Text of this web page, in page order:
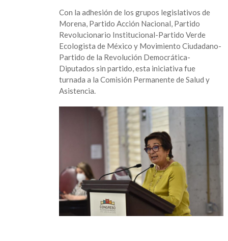
Con la adhesión de los grupos legislativos de
Morena, Partido Acción Nacional, Partido
Revolucionario Institucional-Partido Verde
Ecologista de México y Movimiento Ciudadano-
Partido de la Revolución Democrática-
Diputados sin partido, esta iniciativa fue
turnada a la Comisión Permanente de Salud y
Asistencia.